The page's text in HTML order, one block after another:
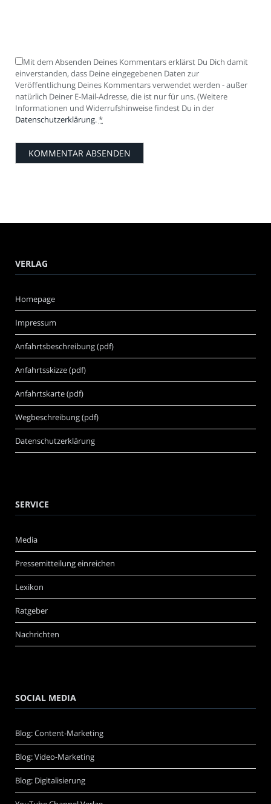
Mit dem Absenden Deines Kommentars erklärst Du Dich damit
einverstanden, dass Deine eingegebenen Daten zur
Veröffentlichung Deines Kommentars verwendet werden - außer
natürlich Deiner E-Mail-Adresse, die ist nur für uns. (Weitere
Informationen und Widerrufshinweise findest Du in der
Datenschutzerklärung.*
VERLAG
Homepage
Impressum
Anfahrtsbeschreibung (pdf)
Anfahrtsskizze (pdf)
Anfahrtskarte (pdf)
Wegbeschreibung (pdf)
Datenschutzerklärung
SERVICE
Media
Pressemitteilung einreichen
Lexikon
Ratgeber
Nachrichten
SOCIAL MEDIA
Blog: Content-Marketing
Blog: Video-Marketing
Blog: Digitalisierung